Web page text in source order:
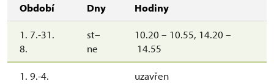
Období Dny Hodiny
1. 7.-31.
8.
st–
ne
10.20 – 10.55, 14.20 –
14.55
1. 9.-4.
uzavřen